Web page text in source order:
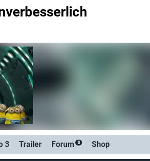
3 Trailer Forum 0 Shop